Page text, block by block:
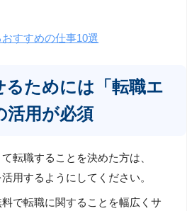
すすめの仕事10選
るためには「転職エ
活用が必須
転職することを決めた方は、
用するようにしてください。
で転職に関することを幅広くサ